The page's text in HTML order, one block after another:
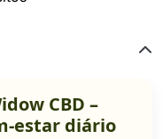
CBD –
estar diário